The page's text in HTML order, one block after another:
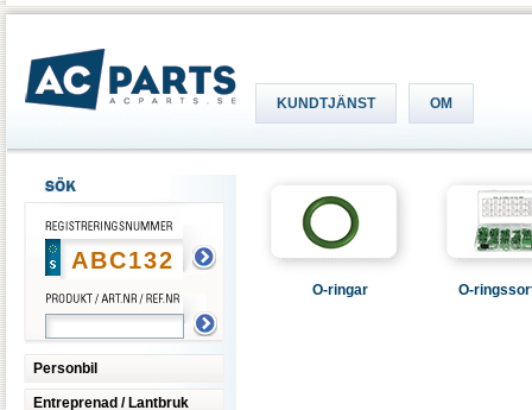
KUNDTJÄNST OM
Personbil
Entreprenad / Lantbruk
O-ringar O-